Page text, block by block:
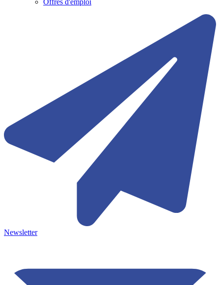
Newsletter